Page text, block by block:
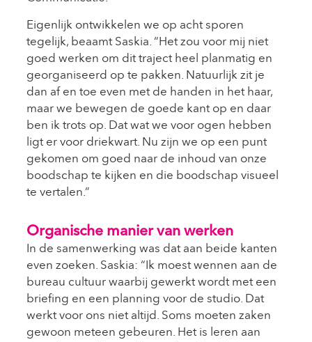
Eigenlijk ontwikkelen we op acht sporen
tegelijk, beaamt Saskia. “Het zou voor mij niet
goed werken om dit traject heel planmatig en
georganiseerd op te pakken. Natuurlijk zit je
dan af en toe even met de handen in het haar,
maar we bewegen de goede kant op en daar
ben ik trots op. Dat wat we voor ogen hebben
ligt er voor driekwart. Nu zijn we op een punt
gekomen om goed naar de inhoud van onze
boodschap te kijken en die boodschap visueel
te vertalen.”
Organische manier van werken
In de samenwerking was dat aan beide kanten
even zoeken. Saskia: “Ik moest wennen aan de
bureau cultuur waarbij gewerkt wordt met een
briefing en een planning voor de studio. Dat
werkt voor ons niet altijd. Soms moeten zaken
gewoon meteen gebeuren. Het is leren aan